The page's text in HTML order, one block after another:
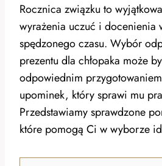
Rocznica związku to
wyrażenia uczuć i docenienia
spędzonego czasu. Wybór
prezentu dla chłopaka może
odpowiednim
upominek, który sprawi mu
Przedstawiamy sprawdzone
które pomogą Ci w wyborze